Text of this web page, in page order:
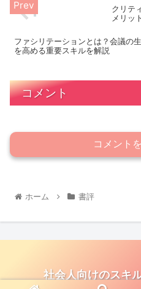
クリテ
メリッ
ファシリテーションとは？会議の
を高める重要スキルを解説
コメント
コメント
ホーム 書評
社会人向けのスキ